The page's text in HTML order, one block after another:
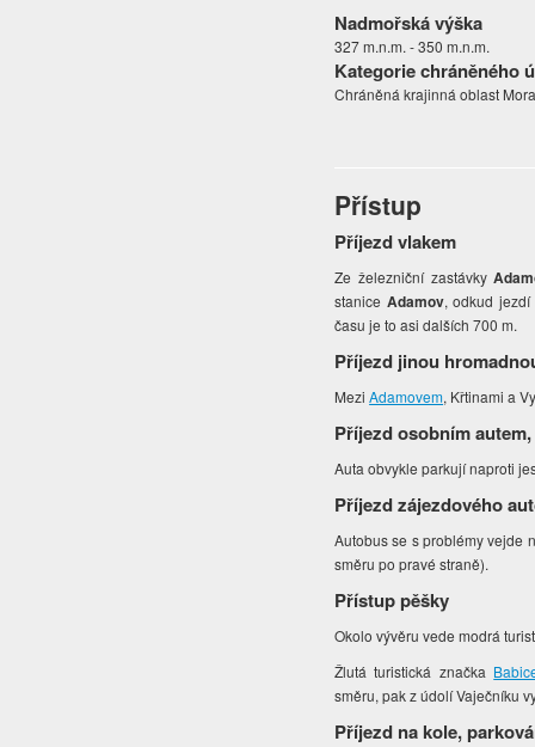
Nadmořská výška
327 m.n.m. - 350 m.n.m.
Kategorie chráněného
Chráněná krajinná oblast
Přístup
Příjezd vlakem
Ze železniční zastávky
stanice Adamov, odkud jezdí
času je to asi dalších 700 m.
Příjezd jinou
MeziAdamovem, Křtinami a
Příjezd osobním
Auta obvykle parkují naproti
Příjezd zájezdového
Autobus se s problémy vejde
směru po pravé straně).
Přístup pěšky
Okolo vývěru vede modrá
Žlutá turistická značka
směru, pak z údolí Vaječníku
Příjezd na kole,